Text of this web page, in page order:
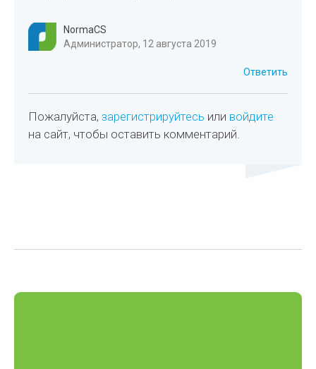
NormaCS
Администратор, 12 августа 2019
Ответить
Пожалуйста,зарегистрируйтесь или войдите
на сайт, чтобы оставить комментарий.